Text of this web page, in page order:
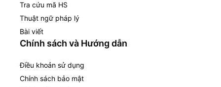
Tra cứu mã HS
Thuật ngữ pháp lý
Bài viết
Chính sách và Hướng dẫn
Điều khoản sử dụng
Chính sách bảo mật